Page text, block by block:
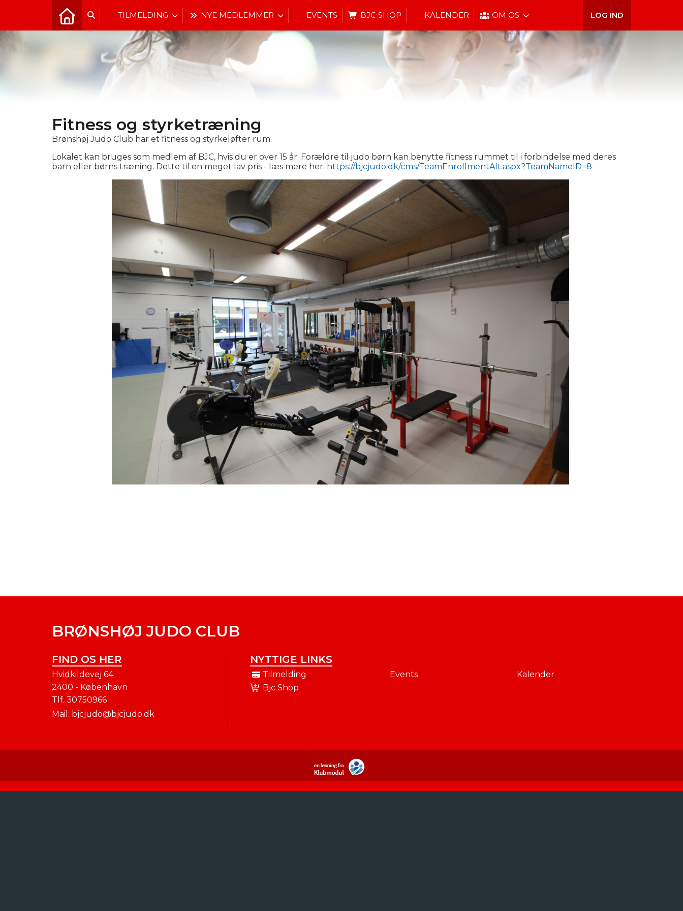
TILMELDING NYE MEDLEMMER EVENTS BJC SHOP KALENDER OM OS LOG IND
Fitness og styrketræning
Brønshøj Judo Club har et fitness og styrkeløfter rum.
Lokalet kan bruges som medlem af BJC, hvis du er over 15 år. Forældre til judo børn kan benytte fitness rummet til i forbindelse med deres
barn eller børns træning. Dette til en meget lav pris - læs mere her: https://bjcjudo.dk/cms/TeamEnrollmentAlt.aspx?TeamNameID=8
BRØNSHØJ JUDO CLUB
FIND OS HER
Hvidkildevej 64
2400 - København
Tlf. 30750966
Mail: bjcjudo@bjcjudo.dk
NYTTIGE LINKS
Tilmelding Events
Kalender
Bjc Shop